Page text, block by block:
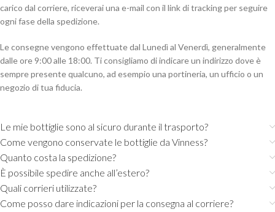
carico dal corriere, riceverai una e-mail con il link di tracking per seguire
ogni fase della spedizione.
Le consegne vengono effettuate dal Lunedì al Venerdì, generalmente
dalle ore 9:00 alle 18:00. Ti consigliamo di indicare un indirizzo dove è
sempre presente qualcuno, ad esempio una portineria, un ufficio o un
negozio di tua fiducia.
Le mie bottiglie sono al sicuro durante il trasporto?
Come vengono conservate le bottiglie da Vinness?
Quanto costa la spedizione?
È possibile spedire anche all’estero?
Quali corrieri utilizzate?
Come posso dare indicazioni per la consegna al corriere?